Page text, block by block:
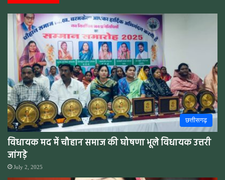
छत्तीसगढ़
विधायक मद में चौहान समाज की घोषणा भूले विधायक उत्तरी
जांगड़े
July 2, 2025